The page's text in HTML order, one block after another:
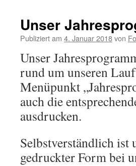
Unser
Publiziert am 4. Januar 2018von
Unser
rund um unseren
Menüpunkt
auch die
ausdrucken.
Selbstverständlich ist
gedruckter Form bei